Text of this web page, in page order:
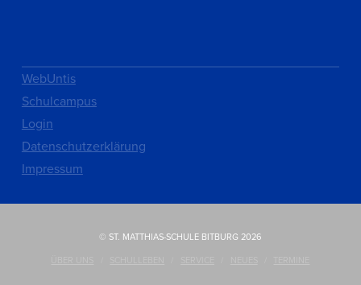
WebUntis
Schulcampus
Login
Datenschutzerklärung
Impressum
© ST. MATTHIAS-SCHULE BITBURG 2026